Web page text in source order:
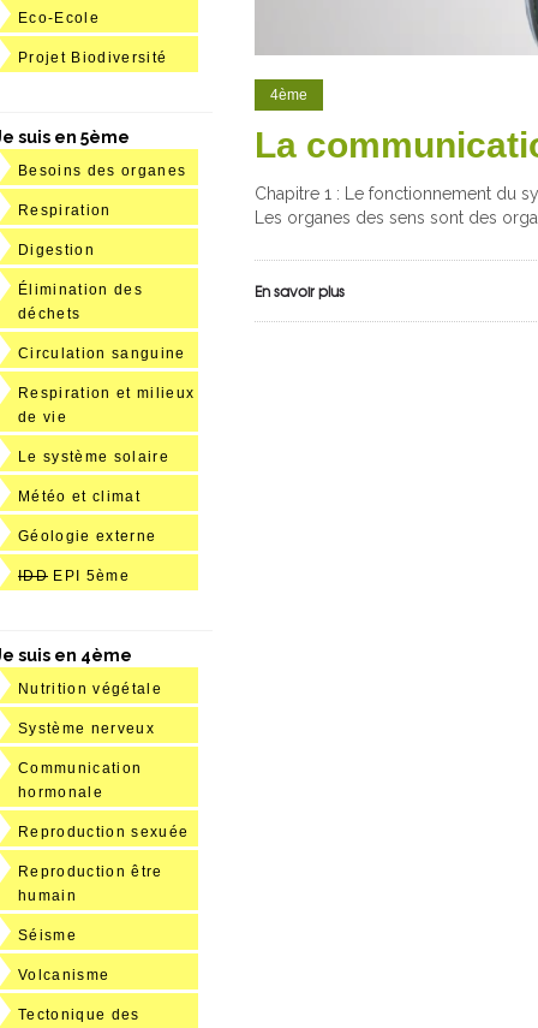
4ème
La
Chapitre 1 : Le fonctionnement du
Les organes des sens sont des
En savoir plus
Eco-Ecole
Projet Biodiversité
suis en 5ème
Besoins des organes
Respiration
Digestion
Élimination des
déchets
Circulation sanguine
Respiration et milieux
de vie
Le système solaire
Météo et climat
Géologie externe
IDD EPI 5ème
suis en 4ème
Nutrition végétale
Système nerveux
Communication
hormonale
Reproduction sexuée
Reproduction être
humain
Séisme
Volcanisme
Tectonique des